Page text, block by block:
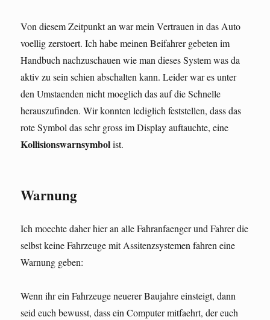
Von diesem Zeitpunkt an war mein Vertrauen in das Auto
voellig zerstoert. Ich habe meinen Beifahrer gebeten im
Handbuch nachzuschauen wie man dieses System was da
aktiv zu sein schien abschalten kann. Leider war es unter
den Umstaenden nicht moeglich das auf die Schnelle
herauszufinden. Wir konnten lediglich feststellen, dass das
rote Symbol das sehr gross im Display auftauchte, eine
Kollisionswarnsymbolist.
Warnung
Ich moechte daher hier an alle Fahranfaenger und Fahrer die
selbst keine Fahrzeuge mit Assitenzsystemen fahren eine
Warnung geben:
Wenn ihr ein Fahrzeuge neuerer Baujahre einsteigt, dann
seid euch bewusst, dass ein Computer mitfaehrt, der euch